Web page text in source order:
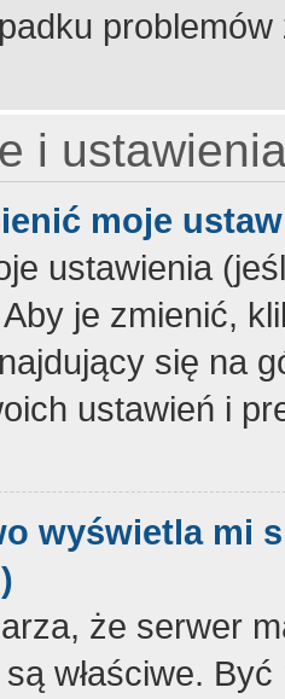
i
moje
ustawienia
je zmienić,
się na
ustawień i
wyświetla mi
że serwer
właściwe.